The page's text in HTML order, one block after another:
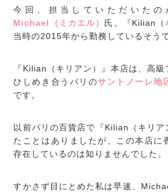
今回、担当していただいたの
Michael（ミカエル） 氏。『Kilian（
当時の2015年から勤務しているそうで
『Kilian（キリアン）』本店は、高
ひしめき合うパリのサントノーレ地
です。
以前パリの百貨店で『Kilian（キリア
たことはありましたが、この本店に
存在しているのは知りませんでした。
すかさず目にとめた私は早速、